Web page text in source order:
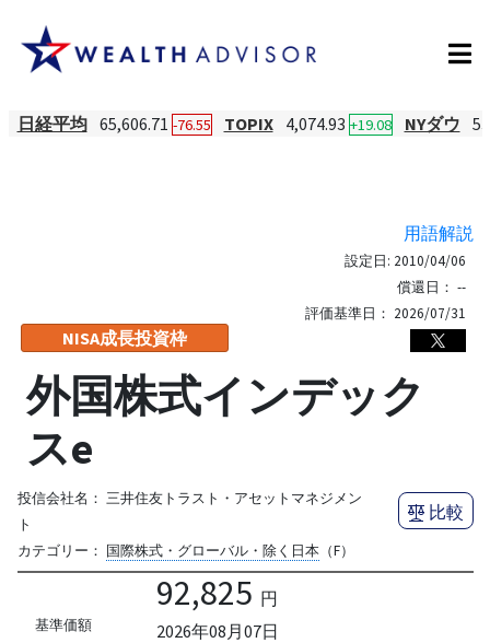
日経平均 65,606.71 -76.55 TOPIX 4,074.93 +19.08 NYダウ
用語解説
NISA成長投資枠
設定日: 2010/04/06
償還日： --
評価基準日： 2026/07/31
外国株式インデック
スe
投信会社名： 三井住友トラスト・アセットマネジメン
ト
カテゴリー： 国際株式・グローバル・除く日本（F）
比較
基準価額
92,825 円
2026年08月07日